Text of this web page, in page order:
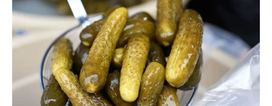
razlozima koji stoje iza njih. Na primjer, možete podijeliti
sa njima svoja razmišljanja o tome zašto ste donijeli
određene odluke, što može pomoći da se smanji osjećaj
izopštenosti ili povrijeđenosti.
Ova transparentnost može spriječiti osjećaj izdaje ili
razočaranja među članovima porodice. U nekim